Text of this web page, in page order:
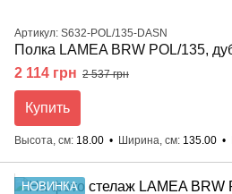
Артикул: S632-POL/135-DASN
Полка LAMEA BRW POL/135,
2 114 грн 2 537 грн
Купить
Высота, см 18.00 Ширина, см 135.00
НОВИНКА